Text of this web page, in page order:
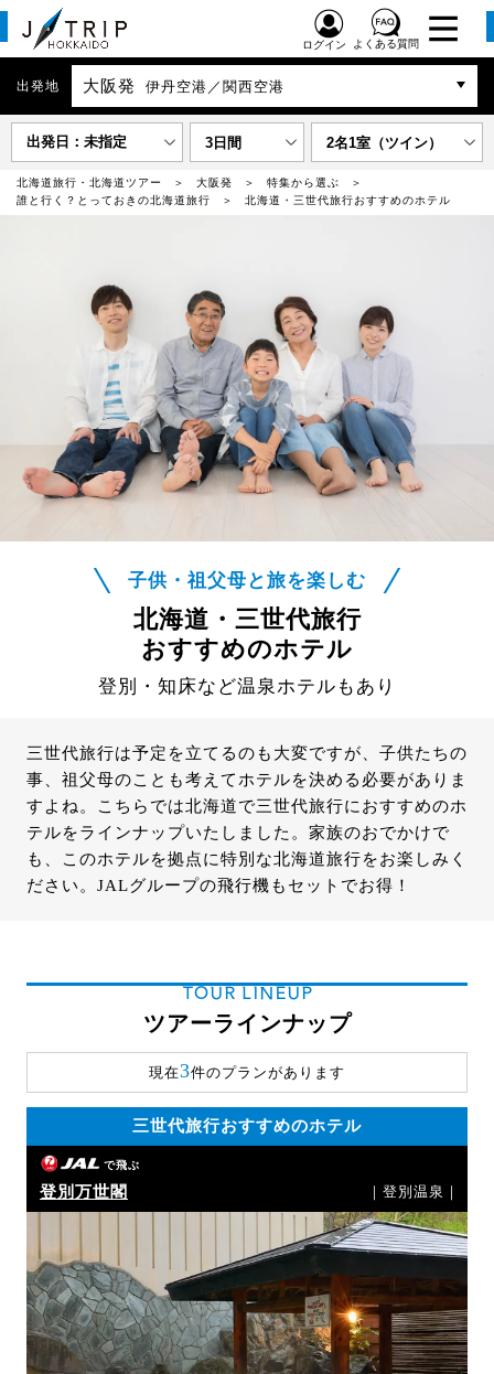
ログイン よくある質問
出発地 大阪発 伊丹空港／関西空港
出発日：未指定 3日間 2名1室（ツイン）
北海道旅行・北海道ツアー 大阪発
特集から選ぶ
誰と行く？とっておきの北海道旅行
北海道・三世代旅行おすすめのホテル
子供・祖父母と旅を楽しむ
北海道・三世代旅行
おすすめのホテル
登別・知床など温泉ホテルもあり
三世代旅行は予定を立てるのも大変ですが、子供たちの
事、祖父母のことも考えてホテルを決める必要がありま
すよね。こちらでは北海道で三世代旅行におすすめのホ
テルをラインナップいたしました。家族のおでかけで
も、このホテルを拠点に特別な北海道旅行をお楽しみく
ださい。JALグループの飛行機もセットでお得！
TOUR LINEUP
ツアーラインナップ
現在3件のプランがあります
三世代旅行おすすめのホテル
で飛ぶ
登別万世閣 ｜登別温泉｜